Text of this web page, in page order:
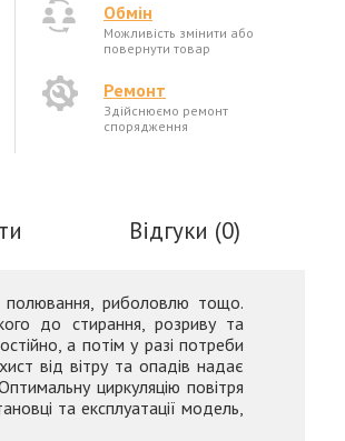
Обмін
Можливість змінити або
повернути товар
Ремонт
Здійснюємо ремонт
спорядження
Відгуки (0)
полювання, риболовлю тощо.
до стирання, розриву та
а потім у разі потреби
від вітру та опадів надає
циркуляцію повітря
та експлуатації модель,